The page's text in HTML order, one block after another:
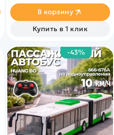
бесколлекторных моторов.
Предназначен для моделей
лодок и катеров длиной до
В корзину
Купить в 1 клик
-43%